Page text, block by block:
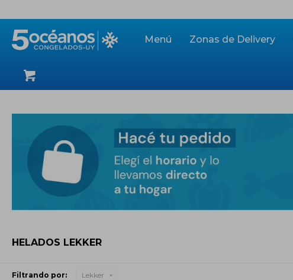
Menú Zonas de Delivery
HELADOS LEKKER
Filtrando por: Lekker